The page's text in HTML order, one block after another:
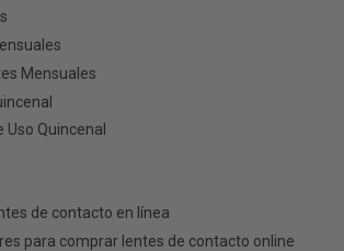
Mensuales
Uso Quincenal
de contacto en línea
para comprar lentes de contacto online